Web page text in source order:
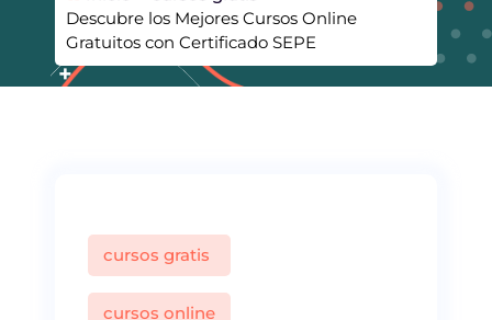
Descubre los Mejores Cursos Online
Gratuitos con Certificado SEPE
cursos gratis
cursos online